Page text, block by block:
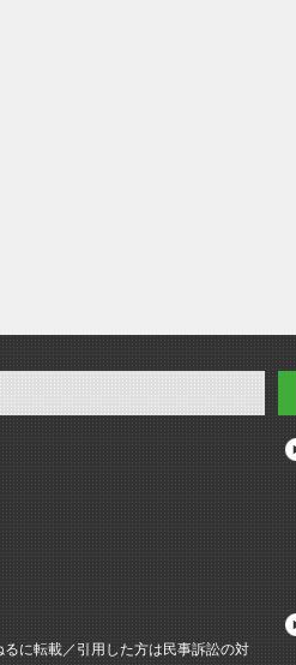
に転載／引用した方は民事訴訟の対